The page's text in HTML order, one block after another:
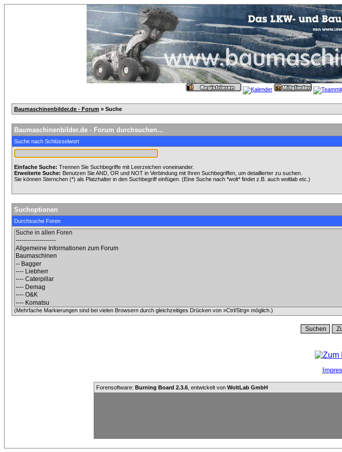
Baumaschinenbilder.de - Forum » Suche
Baumaschinenbilder.de - Forum durchsuchen...
Suche nach Schlüsselwort
Einfache Suche: Trennen Sie Suchbegriffe mit Leerzeichen voneinander.
Erweiterte Suche: Benutzen Sie AND, OR und NOT in Verbindung mit Ihren Suchbegriffen, um detaillierter zu suchen.
Sie können Sternchen (*) als Platzhalter in den Suchbegriff einfügen. (Eine Suche nach *wolt* findet z.B. auch woltlab etc.)
Suchoptionen
Durchsuche Foren
(Mehrfache Markierungen sind bei vielen Browsern durch gleichzeitiges Drücken von »Ctrl/Strg« möglich.)
Forensoftware: Burning Board 2.3.6 , entwickelt von WoltLab GmbH